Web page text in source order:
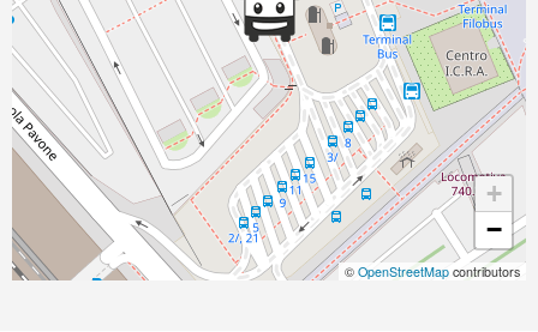
+
−
© OpenStreetMap contributors